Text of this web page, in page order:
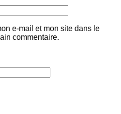
e-mail et mon site dans le
commentaire.